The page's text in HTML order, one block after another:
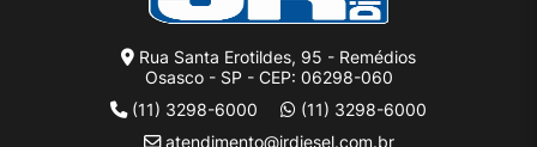
Rua Santa Erotildes, 95 - Remédios
Osasco - SP - CEP: 06298-060
(11) 3298-6000
(11) 3298-6000
atendimento@jrdiesel.com.br